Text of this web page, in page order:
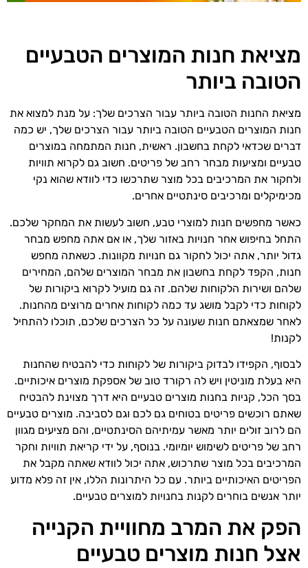
מציאת חנות המוצרים הטבעיים
הטובה ביותר
מציאת החנות הטובה ביותר עבור הצרכים שלך: על מנת למצוא את
חנות המוצרים הטבעיים הטובה ביותר עבור הצרכים שלך, יש כמה
דברים שכדאי לקחת בחשבון. ראשית, חנות המתמחה במוצרים
טבעיים ומציעות מבחר רחב של פריטים. חשוב גם לקרוא תוויות
ולחקור את המרכיבים בכל מוצר שתרכשו כדי לוודא שהוא נקי
מכימיקלים ומרכיבים סינתטיים אחרים.
כאשר מחפשים חנות למוצרי טבע, חשוב לעשות את המחקר שלכם.
התחל בחיפוש אחר חנויות באזור שלך, או אם אתה מחפש מבחר
גדול יותר, אתה יכול לחקור גם חנויות מקוונות. כשאתה מחפש
חנות, הקפד לקחת בחשבון את מבחר המוצרים שלהם, המחירים
שלהם ושירות הלקוחות שלהם. זה גם מועיל לקרוא ביקורות של
לקוחות כדי לקבל מושג עד כמה לקוחות אחרים מרוצים מהחנות.
לאחר שמצאתם חנות שעונה על כל הצרכים שלכם, תוכלו להתחיל
לקנות!
לבסוף, הקפידו לבדוק ביקורות של לקוחות כדי להבטיח שהחנות
היא בעלת מוניטין ויש לה רקורד טוב של אספקת מוצרים איכותיים.
בסך הכל, קניות בחנות מוצרים טבעיים היא דרך מצוינת להבטיח
שאתם רוכשים פריטים בטוחים גם לכם וגם לסביבה. מוצרים טבעיים
הם לרוב זולים יותר מאשר עמיתיהם הסינתטיים, והם מציעים מגוון
רחב של פריטים לשימוש יומיומי. בנוסף, על ידי קריאת תוויות וחקר
המרכיבים בכל מוצר שתרכוש, אתה יכול לוודא שאתה מקבל את
הפריטים האיכותיים ביותר. עם כל היתרונות הללו, אין זה פלא מדוע
יותר אנשים בוחרים לקנות בחנויות למוצרים טבעיים.
הפק את המרב מחוויית הקנייה
אצל חנות מוצרים טבעיים